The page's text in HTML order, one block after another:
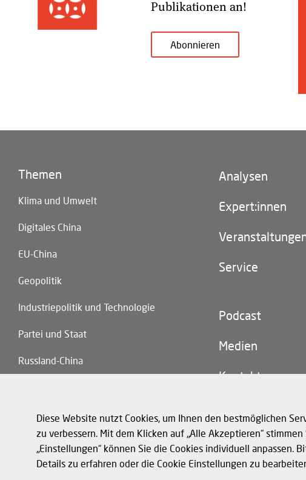
Diese Website nutzt Cookies, um Ihnen den bestmöglichen
zu verbessern. Mit dem Klicken auf „Alle Akzeptieren“
„Einstellungen“ können Sie die Cookies individuell anpassen.
Details zu erfahren oder die Cookie Einstellungen zu
Publikationen an!
Abonnieren
Themen
Klima und Umwelt
Digitales China
EU-China
Geopolitik
Industriepolitik und Technologie
Partei und Staat
Russland-China
Footer
navigation)
Analysen
Expert:innen
Service
Footer
navigation)
Podcast
Medien
Kontakt
Footer
Datenschutz und Cookies